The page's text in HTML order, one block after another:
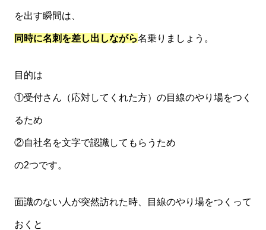
を出す瞬間は、
同時に名刺を差し出しながら名乗りましょう。
目的は
①受付さん（応対してくれた方）の目線のやり場をつく
るため
②自社名を文字で認識してもらうため
の2つです。
面識のない人が突然訪れた時、目線のやり場をつくって
おくと